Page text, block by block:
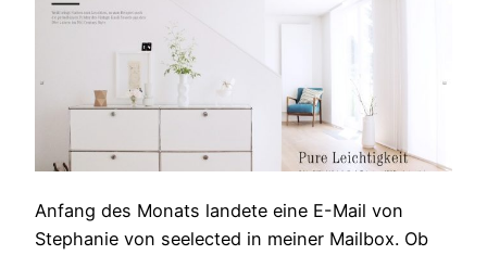
Anfang des Monats landete eine E-Mail von
Stephanie von seelected in meiner Mailbox. Ob